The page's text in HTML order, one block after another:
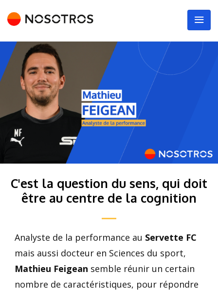
C'est la question du sens, qui doit
être au centre de la cognition
Analyste de la performance au Servette FC
mais aussi docteur en Sciences du sport,
Mathieu Feigean semble réunir un certain
nombre de caractéristiques, pour répondre